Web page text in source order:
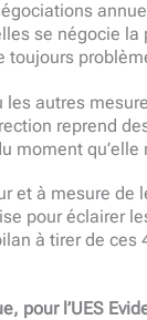
se négocie la
toujours
les autres
reprend
moment
et à mesure de
pour éclairer
à tirer de ces
pour l’UES